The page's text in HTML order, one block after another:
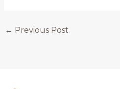
← Previous Post